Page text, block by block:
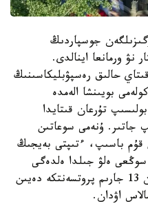
جوسپاردىڭ
نۋ ورمانعا اينالدى.
حالىق رەسپۋبليكاسىنىڭ
بويىنشا الەمدە
تۇرعان قىتايدا
الىپ جاتىر. ۇنەمى سوعاتىن
قۇم باسىپ، ءتىپتى بەيجىڭ
ەلۋ جىلدا ەلدەگى
ورمانداردىڭ ۇلەسى 5 پروتسەنتتەن 13 جارىم پروتسەنتكە دەيىن
اۋدان.